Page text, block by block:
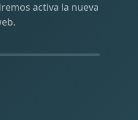
activa la nueva